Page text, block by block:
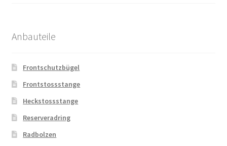
Anbauteile
Frontschutzbügel
Frontstossstange
Heckstossstange
Reserveradring
Radbolzen